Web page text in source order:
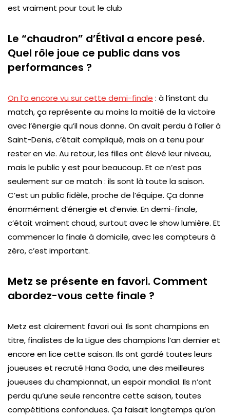
est vraiment pour tout le club
Le “chaudron” d’Étival a encore pesé.
Quel rôle joue ce public dans vos
performances ?
On l’a encore vu sur cette demi-finale : à l’instant du
match, ça représente au moins la moitié de la victoire
avec l’énergie qu’il nous donne. On avait perdu à l’aller à
Saint-Denis, c’était compliqué, mais on a tenu pour
rester en vie. Au retour, les filles ont élevé leur niveau,
mais le public y est pour beaucoup. Et ce n’est pas
seulement sur ce match : ils sont là toute la saison.
C’est un public fidèle, proche de l’équipe. Ça donne
énormément d’énergie et d’envie. En demi-finale,
c’était vraiment chaud, surtout avec le show lumière. Et
commencer la finale à domicile, avec les compteurs à
zéro, c’est important.
Metz se présente en favori. Comment
abordez-vous cette finale ?
Metz est clairement favori oui. Ils sont champions en
titre, finalistes de la Ligue des champions l’an dernier et
encore en lice cette saison. Ils ont gardé toutes leurs
joueuses et recruté Hana Goda, une des meilleures
joueuses du championnat, un espoir mondial. Ils n’ont
perdu qu’une seule rencontre cette saison, toutes
compétitions confondues. Ça faisait longtemps qu’on